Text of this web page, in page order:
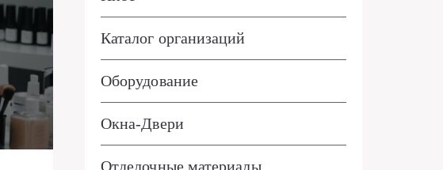
Каталог организаций
Оборудование
Окна-Двери
Отделочные материалы